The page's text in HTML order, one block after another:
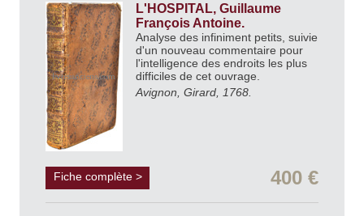
L'HOSPITAL, Guillaume
François Antoine.
Analyse des infiniment petits, suivie
d'un nouveau commentaire pour
l'intelligence des endroits les plus
difficiles de cet ouvrage.
Avignon, Girard, 1768.
Fiche complète > 400 €